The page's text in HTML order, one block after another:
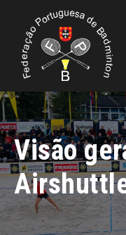
Visão